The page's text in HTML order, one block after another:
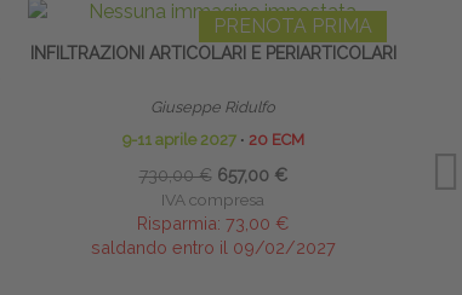
PRENOTA PRIMA
INFILTRAZIONI ARTICOLARI E PERIARTICOLARI
Giuseppe Ridulfo
9-11 aprile 2027 ∙ 20 ECM
730,00 € 657,00 €
IVA compresa
Risparmia: 73,00 €
saldando entro il 09/02/2027